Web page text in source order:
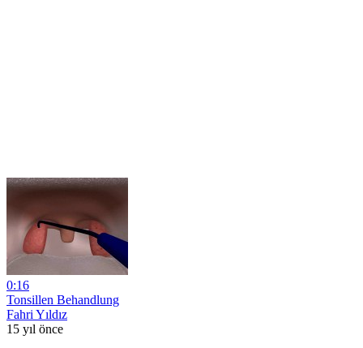
0:16
Tonsillen Behandlung
Fahri Yıldız
15 yıl önce